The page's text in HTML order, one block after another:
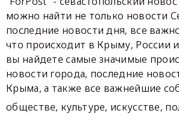
можно найти не только новости
последние новости дня, все
что происходит в Крыму, России
вы найдете самые значимые
новости города, последние
Крыма, а также все важнейшие
обществе, культуре, искусстве,